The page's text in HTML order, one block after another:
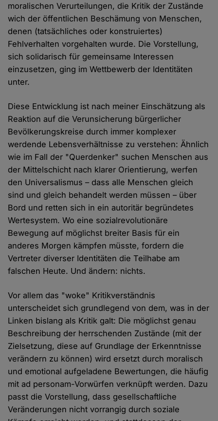
moralischen Verurteilungen, die Kritik der Zustände
wich der öffentlichen Beschämung von Menschen,
denen (tatsächliches oder konstruiertes)
Fehlverhalten vorgehalten wurde. Die Vorstellung,
sich solidarisch für gemeinsame Interessen
einzusetzen, ging im Wettbewerb der Identitäten
unter.
Diese Entwicklung ist nach meiner Einschätzung als
Reaktion auf die Verunsicherung bürgerlicher
Bevölkerungskreise durch immer komplexer
werdende Lebensverhältnisse zu verstehen: Ähnlich
wie im Fall der "Querdenker" suchen Menschen aus
der Mittelschicht nach klarer Orientierung, werfen
den Universalismus – dass alle Menschen gleich
sind und gleich behandelt werden müssen – über
Bord und retten sich in ein autoritär begründetes
Wertesystem. Wo eine sozialrevolutionäre
Bewegung auf möglichst breiter Basis für ein
anderes Morgen kämpfen müsste, fordern die
Vertreter diverser Identitäten die Teilhabe am
falschen Heute. Und ändern: nichts.
Vor allem das "woke" Kritikverständnis
unterscheidet sich grundlegend von dem, was in der
Linken bislang als Kritik galt: Die möglichst genau
Beschreibung der herrschenden Zustände (mit der
Zielsetzung, diese auf Grundlage der Erkenntnisse
verändern zu können) wird ersetzt durch moralisch
und emotional aufgeladene Bewertungen, die häufig
mit ad personam-Vorwürfen verknüpft werden. Dazu
passt die Vorstellung, dass gesellschaftliche
Veränderungen nicht vorrangig durch soziale